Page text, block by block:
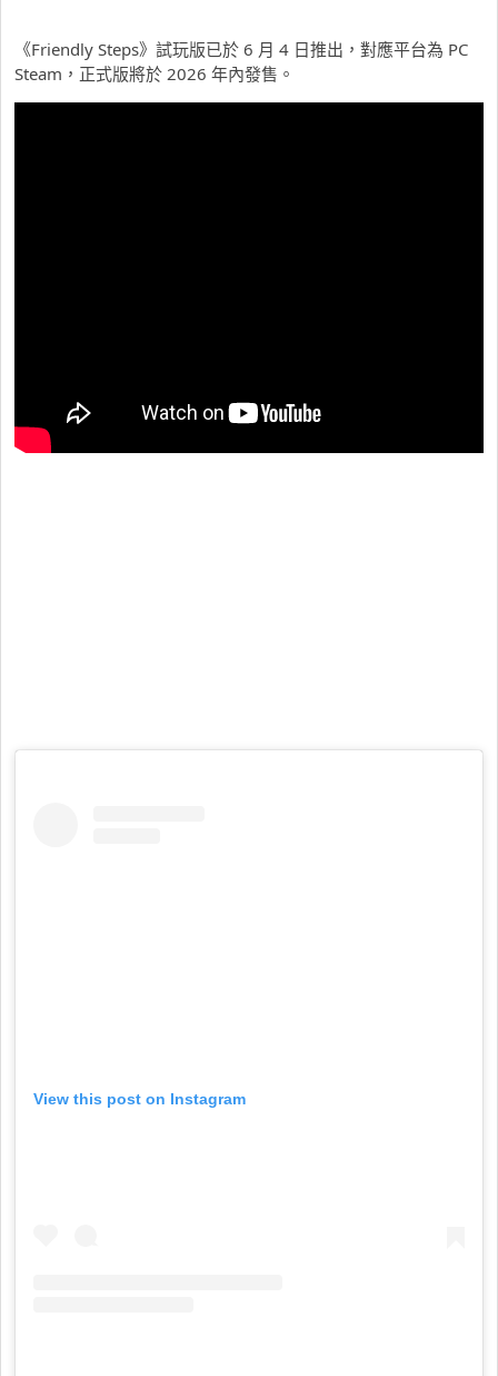
《Friendly Steps》試玩版已於 6 月 4 日推出，對應平台為 PC
Steam，正式版將於 2026 年內發售。
View this post on Instagram